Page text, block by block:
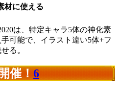
材に使える
は、特定キャラ5体の神化素
可能で、イラスト違い5体+フ
る。
催！6